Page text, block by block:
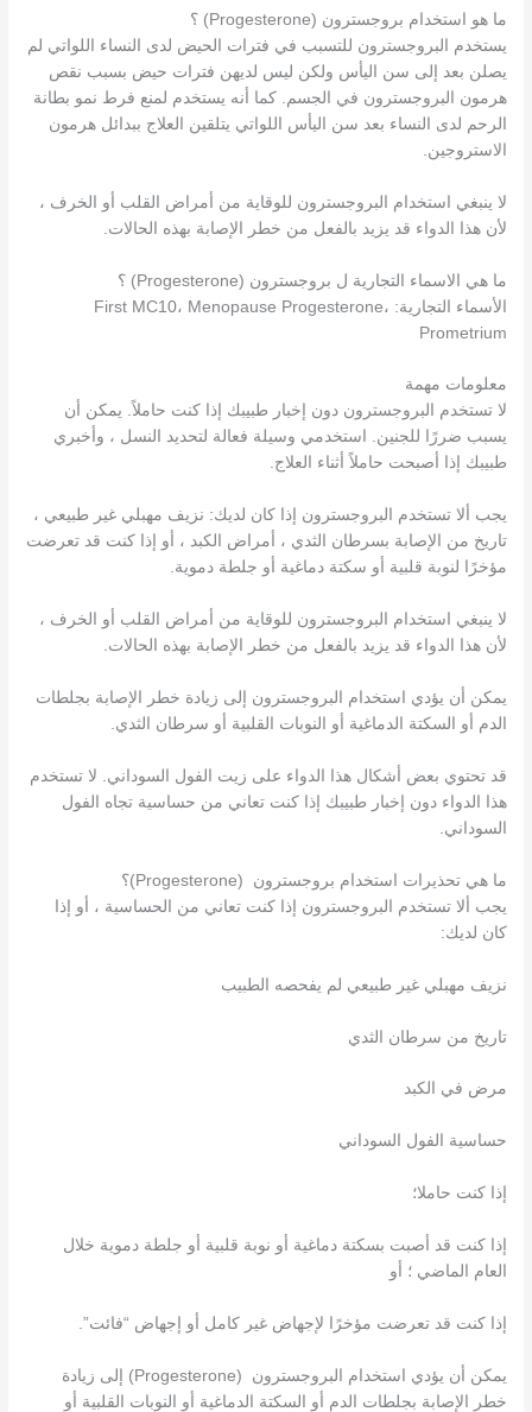
ما هو استخدام بروجسترون (Progesterone) ؟
يستخدم البروجسترون للتسبب في فترات الحيض لدى النساء اللواتي لم
يصلن بعد إلى سن اليأس ولكن ليس لديهن فترات حيض بسبب نقص
هرمون البروجسترون في الجسم. كما أنه يستخدم لمنع فرط نمو بطانة
الرحم لدى النساء بعد سن اليأس اللواتي يتلقين العلاج ببدائل هرمون
الاستروجين.
لا ينبغي استخدام البروجسترون للوقاية من أمراض القلب أو الخرف ،
لأن هذا الدواء قد يزيد بالفعل من خطر الإصابة بهذه الحالات.
ما هي الاسماء التجارية ل بروجسترون (Progesterone) ؟
الأسماء التجارية: First MC10، Menopause Progesterone،
Prometrium
معلومات مهمة
لا تستخدم البروجسترون دون إخبار طبيبك إذا كنت حاملاً. يمكن أن
يسبب ضررًا للجنين. استخدمي وسيلة فعالة لتحديد النسل ، وأخبري
طبيبك إذا أصبحت حاملاً أثناء العلاج.
يجب ألا تستخدم البروجسترون إذا كان لديك: نزيف مهبلي غير طبيعي ،
تاريخ من الإصابة بسرطان الثدي ، أمراض الكبد ، أو إذا كنت قد تعرضت
مؤخرًا لنوبة قلبية أو سكتة دماغية أو جلطة دموية.
لا ينبغي استخدام البروجسترون للوقاية من أمراض القلب أو الخرف ،
لأن هذا الدواء قد يزيد بالفعل من خطر الإصابة بهذه الحالات.
يمكن أن يؤدي استخدام البروجسترون إلى زيادة خطر الإصابة بجلطات
الدم أو السكتة الدماغية أو النوبات القلبية أو سرطان الثدي.
قد تحتوي بعض أشكال هذا الدواء على زيت الفول السوداني. لا تستخدم
هذا الدواء دون إخبار طبيبك إذا كنت تعاني من حساسية تجاه الفول
السوداني.
ما هي تحذيرات استخدام بروجسترون (Progesterone)؟
يجب ألا تستخدم البروجسترون إذا كنت تعاني من الحساسية ، أو إذا
كان لديك:
نزيف مهبلي غير طبيعي لم يفحصه الطبيب
تاريخ من سرطان الثدي
مرض في الكبد
حساسية الفول السوداني
إذا كنت حاملا؛
إذا كنت قد أصبت بسكتة دماغية أو نوبة قلبية أو جلطة دموية خلال
العام الماضي ؛ أو
إذا كنت قد تعرضت مؤخرًا لإجهاض غير كامل أو إجهاض “فائت”.
يمكن أن يؤدي استخدام البروجسترون (Progesterone) إلى زيادة
خطر الإصابة بجلطات الدم أو السكتة الدماغية أو النوبات القلبية أو